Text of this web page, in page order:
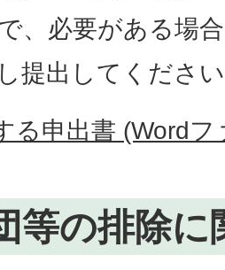
、必要がある場
提出してくださ
る申出書 (Word
等の排除